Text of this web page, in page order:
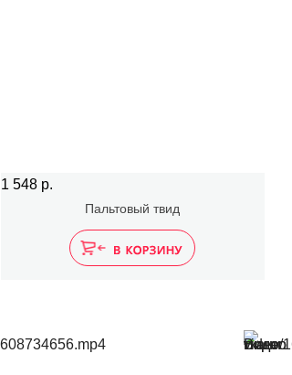
1 548 р.
Пальтовый твид